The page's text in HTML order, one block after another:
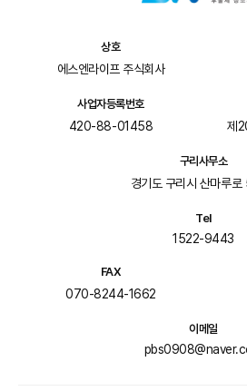
상호
에스엔라이프 주식회사
사업자등록번호
420-88-01458 제
구리사무소
경기도 구리시 산마루
Tel
1522-9443
FAX
070-8244-1662
이메일